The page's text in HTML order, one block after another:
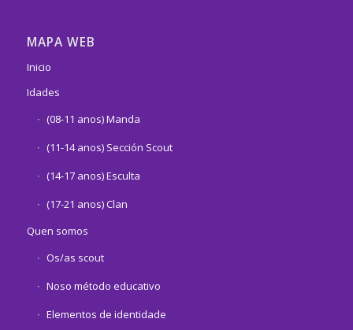
MAPA WEB
Inicio
Idades
(08-11 anos) Manda
(11-14 anos) Sección Scout
(14-17 anos) Esculta
(17-21 anos) Clan
Quen somos
Os/as scout
Noso método educativo
Elementos de identidade